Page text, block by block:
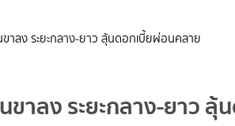
าลง ระยะกลาง-ยาว ลุ้นดอกเบี้ยผ่อนคลาย
าลง ระยะกลาง-ยาว ลุ้